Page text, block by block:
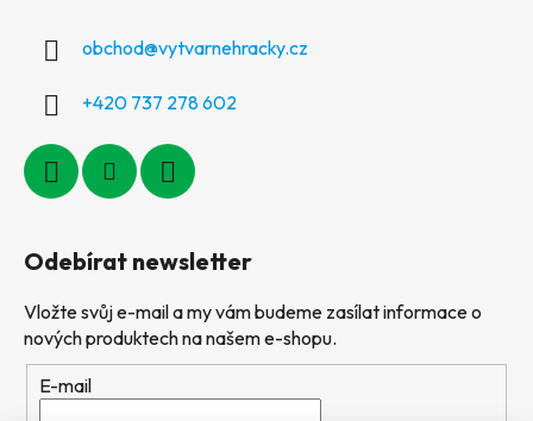
obchod@vytvarnehracky.cz
+420 737 278 602
Odebírat newsletter
Vložte svůj e-mail a my vám budeme zasílat informace o
nových produktech na našem e-shopu.
E-mail